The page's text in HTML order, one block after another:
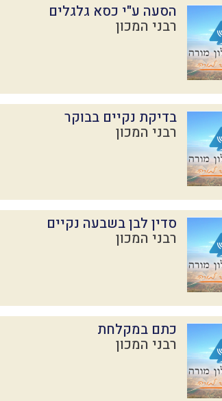
הסעה ע"י כסא גלגלים
רבני המכון
בדיקת נקיים בבוקר
רבני המכון
סדין לבן בשבעה נקיים
רבני המכון
כתם במקלחת
רבני המכון